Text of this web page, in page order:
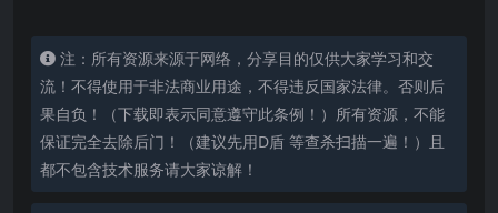
注：所有资源来源于网络，分享目的仅供大家学习和交
流！不得使用于非法商业用途，不得违反国家法律。否则后
果自负！（下载即表示同意遵守此条例！）所有资源，不能
保证完全去除后门！（建议先用D盾 等查杀扫描一遍！）且
都不包含技术服务请大家谅解！